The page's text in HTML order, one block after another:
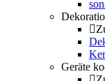
Geräte